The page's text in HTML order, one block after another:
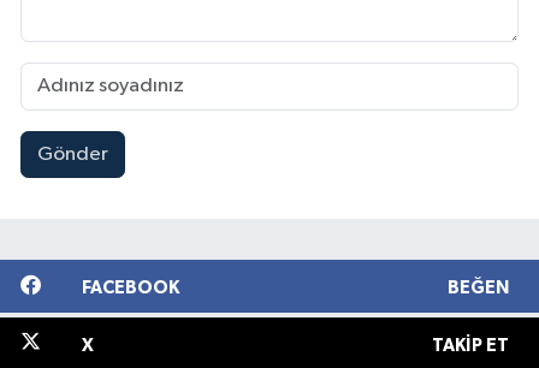
Gönder
FACEBOOK BEĞEN
X TAKIP ET